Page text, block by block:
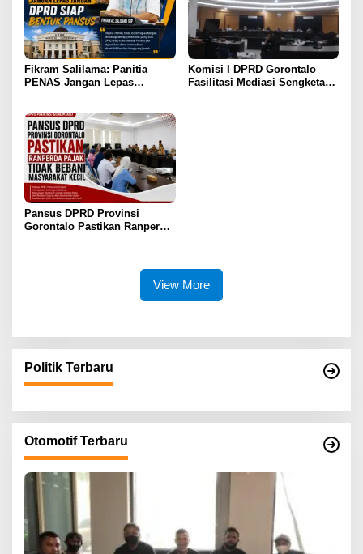
Fikram Salilama: Panitia
PENAS Jangan Lepas
Komisi I DPRD Gorontalo
Fasilitasi Mediasi Sengketa
Pansus DPRD Provinsi
Gorontalo Pastikan Ranperda
View More
Politik Terbaru
Otomotif Terbaru